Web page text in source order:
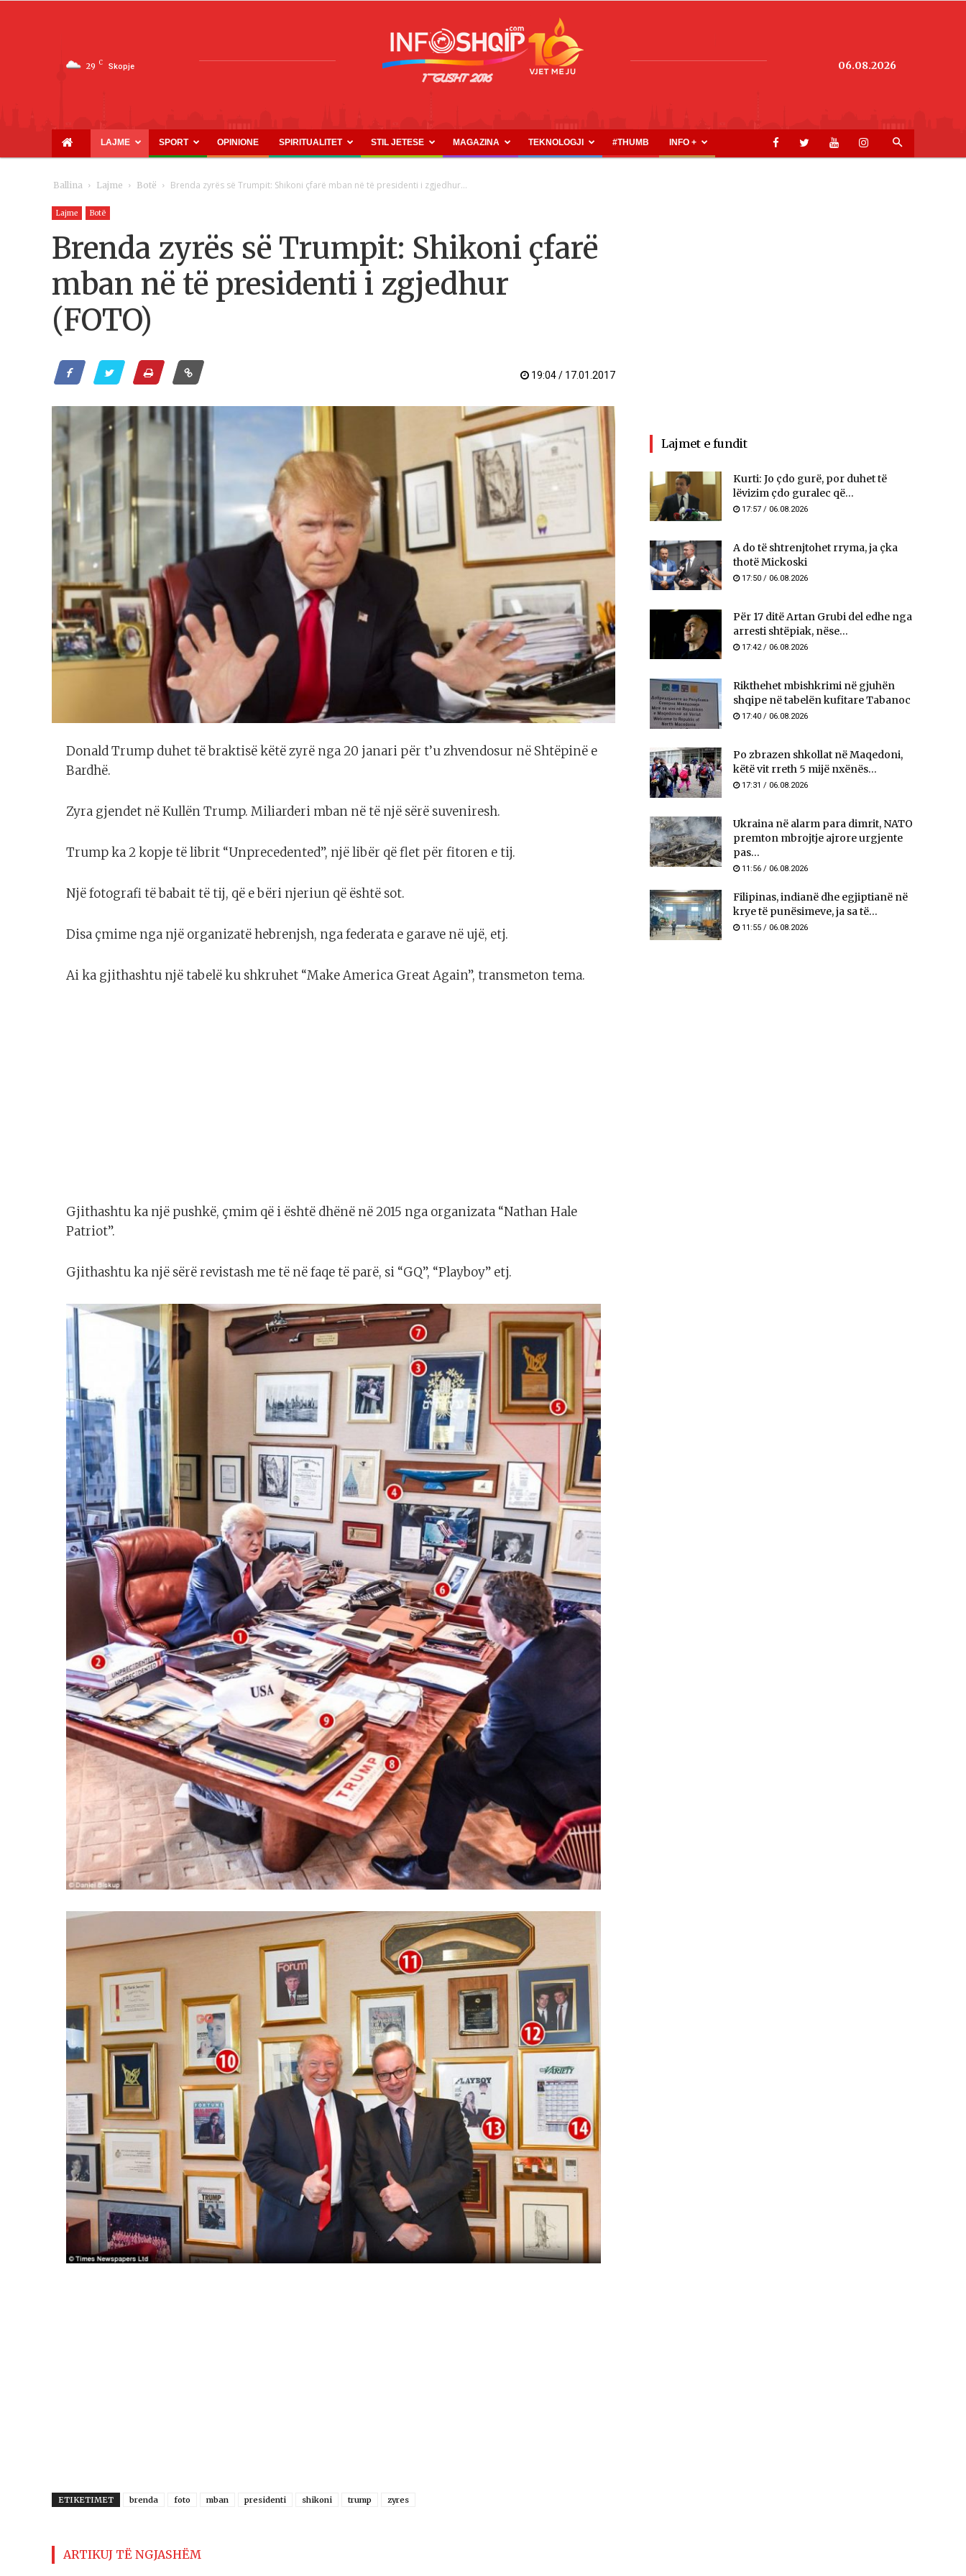
29 C Skopje
INFOSHQIP.COM
06.08.2026
LAJME SPORT OPINIONE SPIRITUALITET STIL JETESE MAGAZINA TEKNOLOGJI #THUMB INFO +
Ballina Lajme Botë Brenda zyrës së Trumpit: Shikoni çfarë mban në të presidenti i zgjedhur...
Lajme Botë
Brenda zyrës së Trumpit: Shikoni çfarë
mban në të presidenti i zgjedhur
(FOTO)
19:04 / 17.01.2017
Donald Trump duhet të braktisë këtë zyrë nga 20 janari për t’u zhvendosur në Shtëpinë e
Bardhë.
Zyra gjendet në Kullën Trump. Miliarderi mban në të një sërë suveniresh.
Trump ka 2 kopje të librit “Unprecedented”, një libër që flet për fitoren e tij.
Një fotografi të babait të tij, që e bëri njeriun që është sot.
Disa çmime nga një organizatë hebrenjsh, nga federata e garave në ujë, etj.
Ai ka gjithashtu një tabelë ku shkruhet “Make America Great Again”, transmeton tema.
Gjithashtu ka një pushkë, çmim që i është dhënë në 2015 nga organizata “Nathan Hale
Patriot”.
Gjithashtu ka një sërë revistash me të në faqe të parë, si “GQ”, “Playboy” etj.
ETIKETIMET brenda foto mban presidenti shikoni trump zyres
ARTIKUJ TË NGJASHËM
Lajmet e fundit
Kurti: Jo çdo gurë, por duhet të
lëvizim çdo guralec që...
17:57 / 06.08.2026
A do të shtrenjtohet rryma, ja çka
thotë Mickoski
17:50 / 06.08.2026
Për 17 ditë Artan Grubi del edhe nga
arresti shtëpiak, nëse...
17:42 / 06.08.2026
Rikthehet mbishkrimi në gjuhën
shqipe në tabelën kufitare Tabanoc
17:40 / 06.08.2026
Po zbrazen shkollat në Maqedoni,
këtë vit rreth 5 mijë nxënës...
17:31 / 06.08.2026
Ukraina në alarm para dimrit, NATO
premton mbrojtje ajrore urgjente
pas...
11:56 / 06.08.2026
Filipinas, indianë dhe egjiptianë në
krye të punësimeve, ja sa të...
11:55 / 06.08.2026